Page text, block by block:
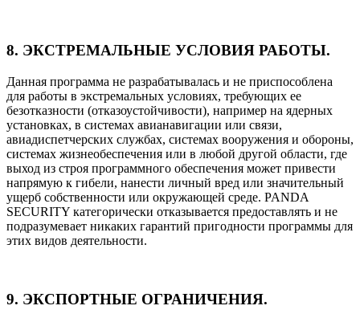
8. ЭКСТРЕМАЛЬНЫЕ УСЛОВИЯ РАБОТЫ.
Данная программа не разрабатывалась и не приспособлена
для работы в экстремальных условиях, требующих ее
безотказности (отказоустойчивости), например на ядерных
установках, в системах авианавигации или связи,
авиадиспетчерских службах, системах вооружения и обороны,
системах жизнеобеспечения или в любой другой области, где
выход из строя программного обеспечения может привести
напрямую к гибели, нанести личный вред или значительный
ущерб собственности или окружающей среде. PANDA
SECURITY категорически отказывается предоставлять и не
подразумевает никаких гарантий пригодности программы для
этих видов деятельности.
9. ЭКСПОРТНЫЕ ОГРАНИЧЕНИЯ.